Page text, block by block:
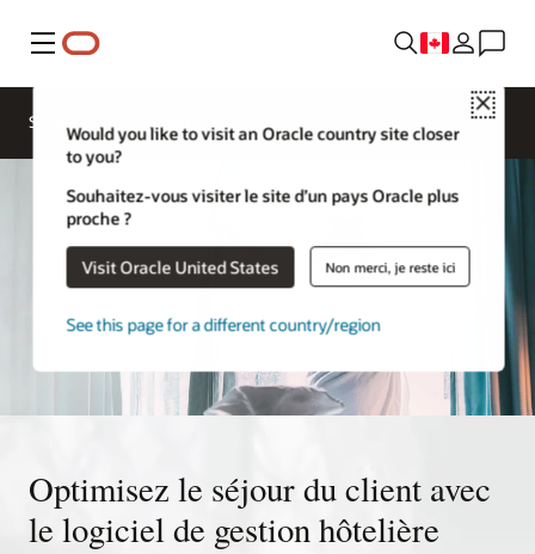
Menu
Close
Would you like to visit an Oracle country site closer
to you?
Souhaitez-vous visiter le site d’un pays Oracle plus
proche ?
Visit Oracle United States Non merci, je reste ici
See this page for a different country/region
Solutions
Optimisez le séjour du client avec
le logiciel de gestion hôtelière